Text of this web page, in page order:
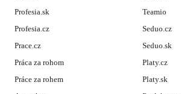
Profesia.sk
Profesia.cz
Prace.cz
Práca za rohom
Práce za rohem
Teamio
Seduo.cz
Seduo.sk
Platy.cz
Platy.sk